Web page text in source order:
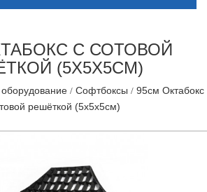
С СОТОВОЙ
(5Х5Х5СМ)
Софтбоксы
95см Октабокс
решёткой (5х5х5см)